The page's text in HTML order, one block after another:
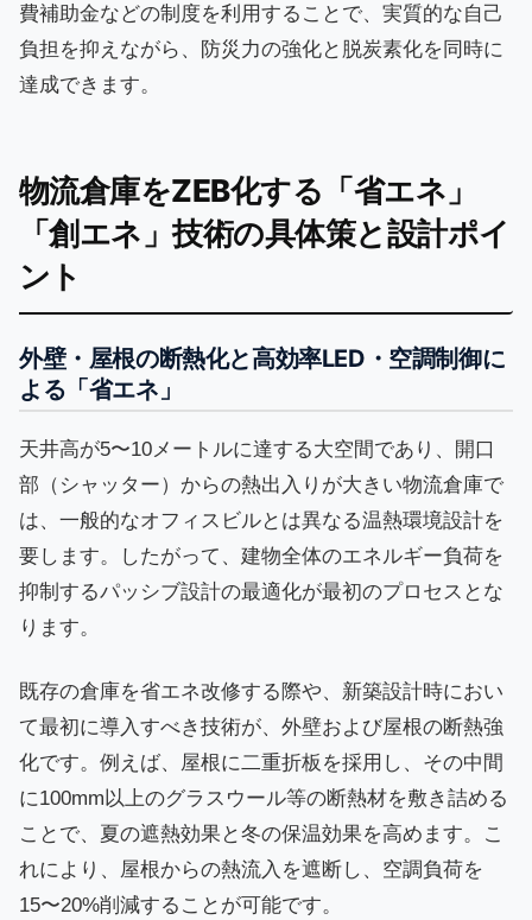
費補助金などの制度を利用することで、実質的な自己
負担を抑えながら、防災力の強化と脱炭素化を同時に
達成できます。
物流倉庫をZEB化する「省エネ」
「創エネ」技術の具体策と設計ポイ
ント
外壁・屋根の断熱化と高効率LED・空調制御に
よる「省エネ」
天井高が5〜10メートルに達する大空間であり、開口
部（シャッター）からの熱出入りが大きい物流倉庫で
は、一般的なオフィスビルとは異なる温熱環境設計を
要します。したがって、建物全体のエネルギー負荷を
抑制するパッシブ設計の最適化が最初のプロセスとな
ります。
既存の倉庫を省エネ改修する際や、新築設計時におい
て最初に導入すべき技術が、外壁および屋根の断熱強
化です。例えば、屋根に二重折板を採用し、その中間
に100mm以上のグラスウール等の断熱材を敷き詰める
ことで、夏の遮熱効果と冬の保温効果を高めます。こ
れにより、屋根からの熱流入を遮断し、空調負荷を
15〜20%削減することが可能です。